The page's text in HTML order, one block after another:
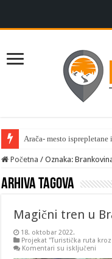
Arača- mesto isprepletane
Početna / Oznaka:
Arhiva tagova
Magični tren u
18. oktobar 2022.
Projekat "Turistička ruta
Komentari su isključeni